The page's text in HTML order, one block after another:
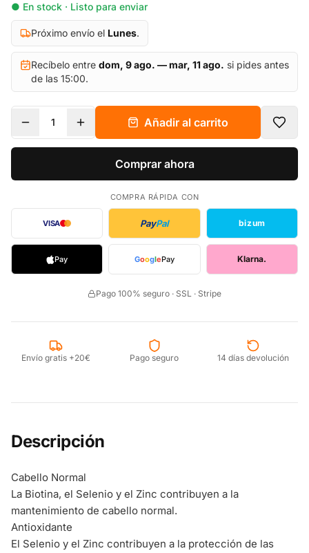
● En stock · Listo para enviar
Próximo envío el Lunes.
Recíbelo entre dom, 9 ago. — mar, 11 ago. si pides antes
de las 15:00.
1 Añadir al carrito
Comprar ahora
COMPRA RÁPIDA CON
VISA PayPal bizum
Pay GooglePay Klarna.
Pago 100% seguro · SSL · Stripe
Envío gratis +20€ Pago seguro 14 días devolución
Descripción
Cabello Normal
La Biotina, el Selenio y el Zinc contribuyen a la
mantenimiento de cabello normal.
Antioxidante
El Selenio y el Zinc contribuyen a la protección de las